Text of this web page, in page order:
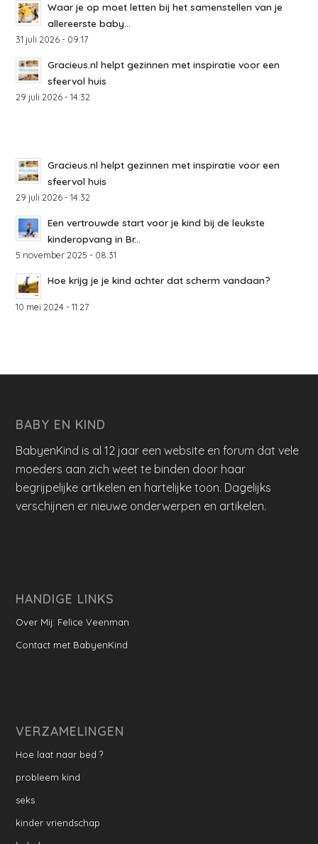
Waar je op moet letten bij het samenstellen van je
allereerste baby...
31 juli 2026 - 09:17
Gracieus.nl helpt gezinnen met inspiratie voor een
sfeervol huis
29 juli 2026 - 14:32
Gracieus.nl helpt gezinnen met inspiratie voor een
sfeervol huis
29 juli 2026 - 14:32
Een vertrouwde start voor je kind bij de leukste
kinderopvang in Br...
5 november 2025 - 08:31
Hoe krijg je je kind achter dat scherm vandaan?
10 mei 2024 - 11:27
BABY EN KIND
BabyenKind is al 12 jaar een website en forum dat vele
moeders aan zich weet te binden door haar
begrijpelijke artikelen en hartelijke toon. Dagelijks
verschijnen er nieuwe onderwerpen en artikelen.
HANDIGE LINKS
Over Mij: Felice Veenman
Contact met BabyenKind
VERZAMELINGEN
Hoe laat naar bed ?
probleem kind
seks
kinder vriendschap